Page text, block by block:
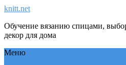
knitt.net
Обучение вязанию спицами,
декор для дома
Меню